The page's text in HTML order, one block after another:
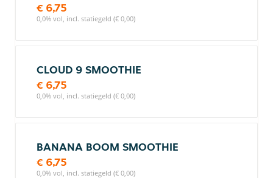
€ 6,75
0,0% vol, incl. statiegeld (€ 0,00)
CLOUD 9 SMOOTHIE
€ 6,75
0,0% vol, incl. statiegeld (€ 0,00)
BANANA BOOM SMOOTHIE
€ 6,75
0,0% vol, incl. statiegeld (€ 0,00)